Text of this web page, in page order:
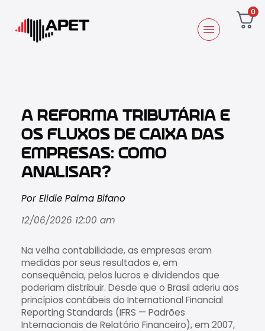
0
A REFORMA TRIBUTÁRIA E
OS FLUXOS DE CAIXA DAS
EMPRESAS: COMO
ANALISAR?
Por Elidie Palma Bifano
12/06/2026 12:00 am
Na velha contabilidade, as empresas eram
medidas por seus resultados e, em
consequência, pelos lucros e dividendos que
poderiam distribuir. Desde que o Brasil aderiu aos
princípios contábeis do International Financial
Reporting Standards (IFRS — Padrões
Internacionais de Relatório Financeiro), em 2007,